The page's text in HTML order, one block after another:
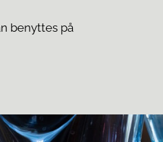
benyttes på